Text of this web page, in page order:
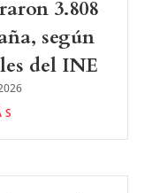
3.808
según
del INE